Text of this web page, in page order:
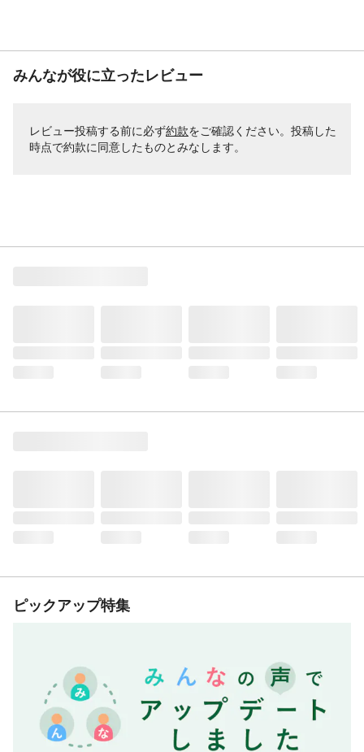
みんなが役に立ったレビュー
レビュー投稿する前に必ず約款をご確認ください。投稿した
時点で約款に同意したものとみなします。
ピックアップ特集